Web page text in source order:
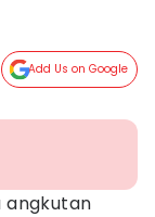
Add Us on Google
angkutan